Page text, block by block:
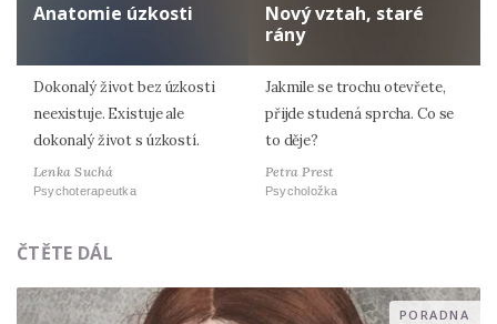
Anatomie úzkosti
Dokonalý život bez úzkosti
neexistuje. Existuje ale
dokonalý život s úzkostí.
Lenka Suchá
Psychoterapeutka
Nový vztah, staré
rány
Jakmile se trochu otevřete,
přijde studená sprcha. Co se
to děje?
Petra Prest
Psycholožka
ČTĚTE DÁL
PORADNA